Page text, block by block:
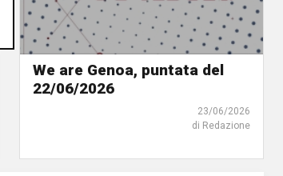
We are Genoa, puntata del
22/06/2026
23/06/2026
di Redazione